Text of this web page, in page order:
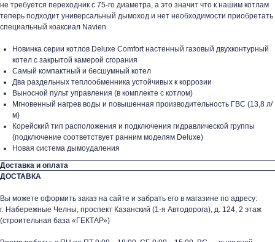
не требуется переходник с 75-го диаметра, а это значит что к нашим котлам
теперь подходит универсальный дымоход и нет необходимости приобретать
специальный коаксиал Navien
Новинка серии котлов Deluxe Comfort настенный газовый двухконтурный
котел с закрытой камерой сгорания
Самый компактный и бесшумный котел
Два раздельных теплообменника устойчивых к коррозии
Выносной пульт управления (в комплекте с котлом)
Мгновенный нагрев воды и повышенная производительность ГВС (13,8 л/
м)
Корейский тип расположения и подключения гидравлической группы
(подключение соответствует ранним моделям Deluxe)
Новая система дымоудаления
Доставка и оплата
ДОСТАВКА
Вы можете оформить заказ на сайте и забрать его в магазине по адресу:
г. Набережные Челны, проспект Казанский (1-я Автодорога), д. 124, 2 этаж
(строительная база «ГЕКТАР»)